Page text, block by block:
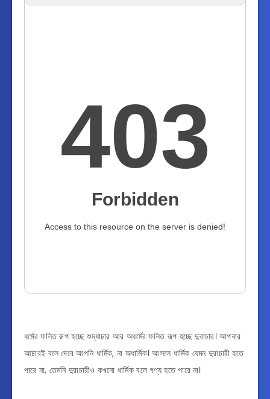
ধর্মের ফলিত রূপ হচ্ছে শুদ্ধাচার আর অধর্মের ফলিত রূপ হচ্ছে দুরাচার। আপনার
আচারই বলে দেবে আপনি ধার্মিক, না অধার্মিক। আসলে ধার্মিক যেমন দুরাচারী হতে
পারে না, তেমনি দুরাচারীও কখনো ধার্মিক বলে গণ্য হতে পারে না।